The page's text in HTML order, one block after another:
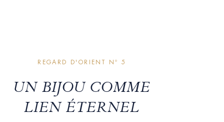
REGARD D'ORIENT Nº 5
UN BIJOU COMME
LIEN ÉTERNEL